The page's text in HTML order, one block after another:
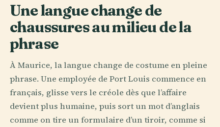
Une langue change de
chaussures au milieu de la
phrase
À Maurice, la langue change de costume en pleine
phrase. Une employée de Port Louis commence en
français, glisse vers le créole dès que l’affaire
devient plus humaine, puis sort un mot d’anglais
comme on tire un formulaire d’un tiroir, comme si